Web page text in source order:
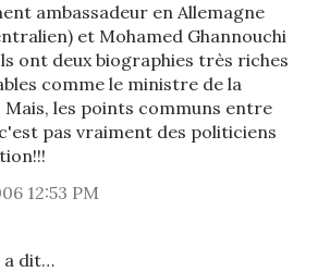
ambassadeur en Allemagne
et Mohamed Ghannouchi
ont deux biographies très riches
comme le ministre de la
Mais, les points communs entre
pas vraiment des politiciens
12:53 PM
a dit…